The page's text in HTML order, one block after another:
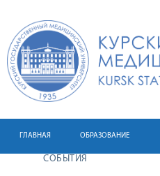
ГЛАВНАЯ ОБРАЗОВАНИЕ
СОБЫТИЯ